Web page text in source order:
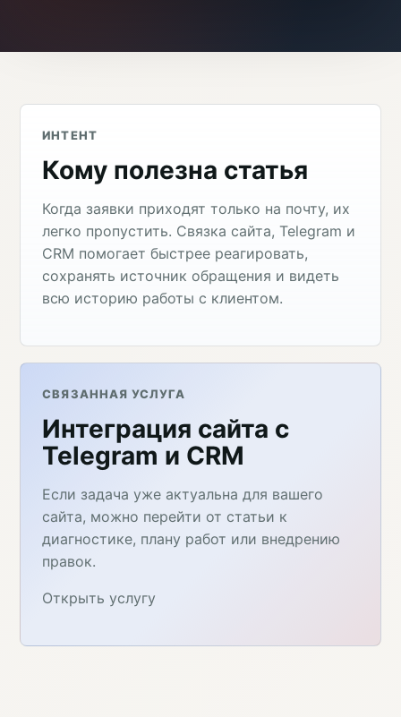
ИНТЕНТ
Кому полезна статья
Когда заявки приходят только на почту, их
легко пропустить. Связка сайта, Telegram и
CRM помогает быстрее реагировать,
сохранять источник обращения и видеть
всю историю работы с клиентом.
СВЯЗАННАЯ УСЛУГА
Интеграция сайта с
Telegram и CRM
Если задача уже актуальна для вашего
сайта, можно перейти от статьи к
диагностике, плану работ или внедрению
правок.
Открыть услугу